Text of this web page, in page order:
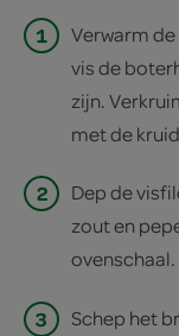
1
Verwarm
vis de
zijn.
met de
2
Dep de
zout en
ovenschaal.
3
Schep het